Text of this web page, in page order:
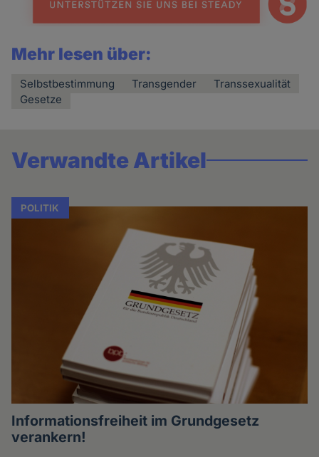
Mehr lesen über:
Selbstbestimmung Transgender
Transsexualität
Gesetze
Verwandte Artikel
POLITIK
Informationsfreiheit im Grundgesetz
verankern!